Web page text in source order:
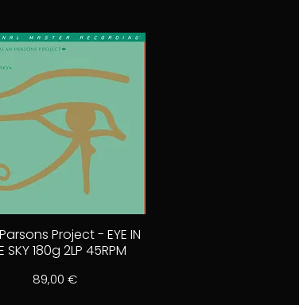
Project - EYE IN
SKY 180g 2LP 45RPM
Prix
89,00 €